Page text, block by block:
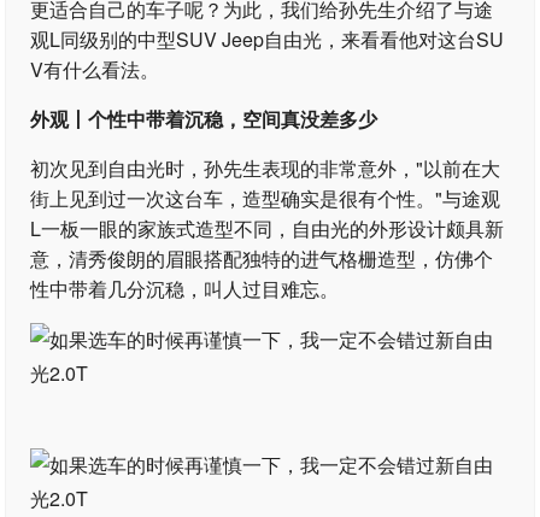
更适合自己的车子呢？为此，我们给孙先生介绍了与途
观L同级别的中型SUV Jeep自由光，来看看他对这台SU
V有什么看法。
外观丨个性中带着沉稳，空间真没差多少
初次见到自由光时，孙先生表现的非常意外，"以前在大
街上见到过一次这台车，造型确实是很有个性。"与途观
L一板一眼的家族式造型不同，自由光的外形设计颇具新
意，清秀俊朗的眉眼搭配独特的进气格栅造型，仿佛个
性中带着几分沉稳，叫人过目难忘。